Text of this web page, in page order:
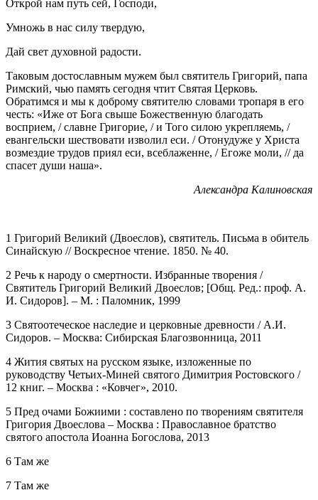
Открой нам путь сей, Господи,
Умножь в нас силу твердую,
Дай свет духовной радости.
Таковым достославным мужем был святитель Григорий, папа
Римский, чью память сегодня чтит Святая Церковь.
Обратимся и мы к доброму святителю словами тропаря в его
честь: «Иже от Бога свыше Божественную благодать
восприем, / славне Григорие, / и Того силою укрепляемь, /
евангельски шествовати изволил еси. / Отонудуже у Христа
возмездие трудов приял еси, всеблаженне, / Егоже моли, // да
спасет души наша».
Александра Калиновская
1 Григорий Великий (Двоеслов), святитель. Письма в обитель
Синайскую // Воскресное чтение. 1850. № 40.
2 Речь к народу о смертности. Избранные творения /
Святитель Григорий Великий Двоеслов; [Общ. Ред.: проф. А.
И. Сидоров]. – М. : Паломник, 1999
3 Святоотеческое наследие и церковные древности / А.И.
Сидоров. – Москва: Сибирская Благозвонница, 2011
4 Жития святых на русском языке, изложенные по
руководству Четьих-Миней святого Димитрия Ростовского /
12 книг. – Москва : «Ковчег», 2010.
5 Пред очами Божиими : составлено по творениям святителя
Григория Двоеслова – Москва : Православное братство
святого апостола Иоанна Богослова, 2013
6 Там же
7 Там же